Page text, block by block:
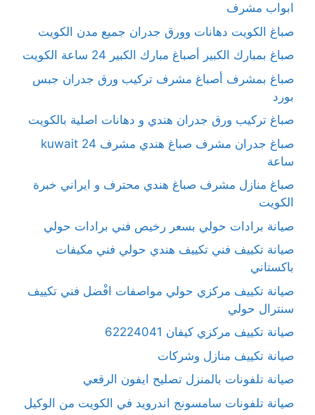
ابواب مشرف
صباغ الكويت دهانات وورق جدران جميع مدن الكويت
صباغ بمبارك الكبير أصباغ مبارك الكبير 24 ساعة الكويت
صباغ بمشرف أصباغ مشرف تركيب ورق جدران جبس
بورد
صباغ تركيب ورق جدران هندي و دهانات اصلية بالكويت
صباغ جدران مشرف صباغ هندي مشرف kuwait 24
ساعة
صباغ منازل مشرف صباغ هندي محترف و ايراني خبرة
الكويت
صيانة برادات حولي بسعر رخيص فني برادات حولي
صيانة تكييف فني تكييف هندي حولي فني مكيفات
باكستاني
صيانة تكييف مركزي حولي مواصفات افْضل فني تكييف
سنترال حولي
صيانة تكييف مركزي كيفان 62224041
صيانة تكييف منازل وشركات
صيانة تلفونات بالمنزل تصليح ايفون الرقعي
صيانة تلفونات سامسونج اندرويد في الكويت من الوكيل